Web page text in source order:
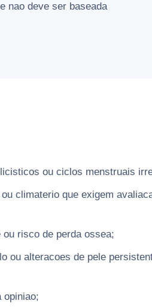
nao deve ser baseada
ou ciclos menstruais
climaterio que exigem
risco de perda ossea;
ou alteracoes de pele
opiniao;